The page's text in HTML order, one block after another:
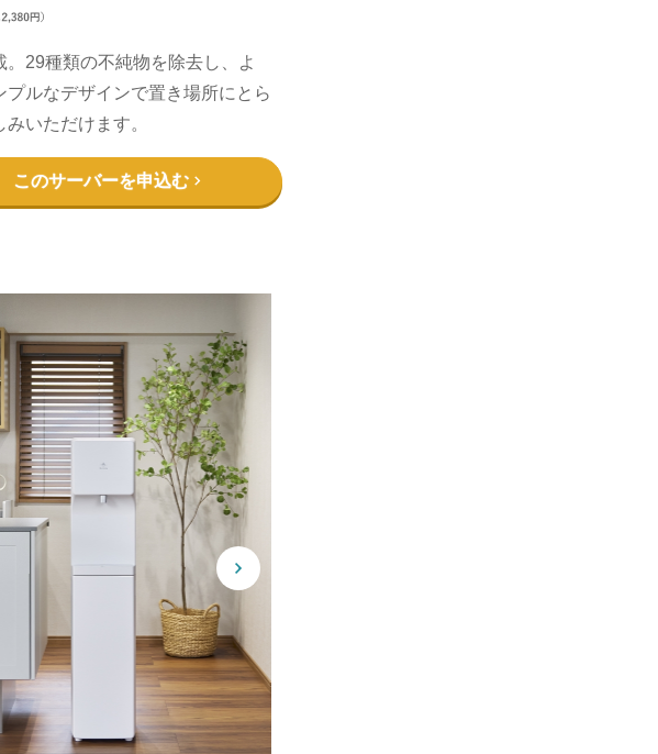
29種類の不純物を除去し、よ
ルなデザインで置き場所にとら
いただけます。
このサーバーを申込む